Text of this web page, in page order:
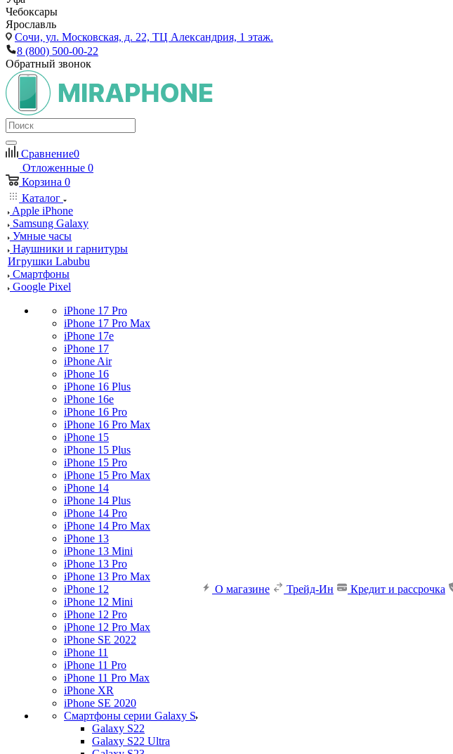
Чебоксары
Ярославль
Сочи, ул. Московская, д. 22, ТЦ Александрия, 1 этаж.
8 (800) 500-00-22
Обратный звонок
Сравнение0
Отложенные 0
Корзина 0
Каталог
Apple iPhone
Samsung Galaxy
Умные часы
Наушники и гарнитуры
Игрушки Labubu
Смартфоны
Google Pixel
iPhone 17 Pro
iPhone 17 Pro Max
iPhone 17e
iPhone 17
iPhone Air
iPhone 16
iPhone 16 Plus
iPhone 16e
iPhone 16 Pro
iPhone 16 Pro Max
iPhone 15
iPhone 15 Plus
iPhone 15 Pro
iPhone 15 Pro Max
iPhone 14
iPhone 14 Plus
iPhone 14 Pro
iPhone 14 Pro Max
iPhone 13
iPhone 13 Mini
iPhone 13 Pro
iPhone 13 Pro Max
iPhone 12
iPhone 12 Mini
iPhone 12 Pro
iPhone 12 Pro Max
iPhone SE 2022
iPhone 11
iPhone 11 Pro
iPhone 11 Pro Max
iPhone XR
iPhone SE 2020
Смартфоны серии Galaxy S
Galaxy S22
Galaxy S22 Ultra
О магазине Трейд-Ин Кредит и рассрочка